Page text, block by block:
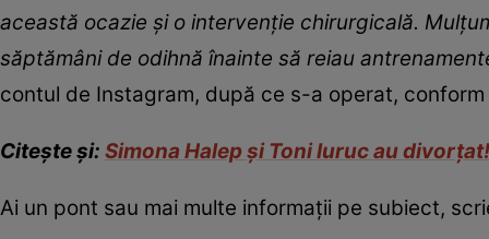
această ocazie și o intervenție chirurgicală.
săptămâni de odihnă înainte să reiau
contul de Instagram, după ce s-a operat, conform
Citește și: Simona Halep și Toni Iuruc au
Ai un pont sau mai multe informații pe subiect,